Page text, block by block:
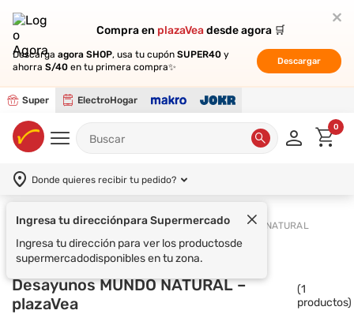
Compra en plazaVeadesde agora 🛒
Descarga agora SHOP, usa tu cupón SUPER40 y
ahorra S/40 en tu primera compra✨
Descargar
Super ElectroHogar
Compra en plazaVeadesde agora 🛒
Descarga agora SHOP, usa tu cupón SUPER40 y
ahorra S/40 en tu primera compra✨
Descargar
0
Donde quieres recibir tu pedido?
Ingresa tu direcciónpara Supermercado
Ingresa tu dirección para ver los productosde
supermercadodisponibles en tu zona.
Supermercado Desayunos MUNDO NATURAL
Desayunos MUNDO NATURAL –
plazaVea
(1
productos)